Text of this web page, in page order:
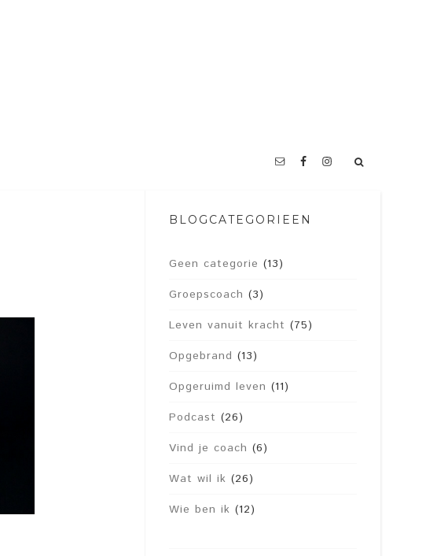
BLOGCATEGORIEËN
Geen categorie (13)
Groepscoach (3)
Leven vanuit kracht (75)
Opgebrand (13)
Opgeruimd leven (11)
Podcast (26)
Vind je coach (6)
Wat wil ik (26)
Wie ben ik (12)